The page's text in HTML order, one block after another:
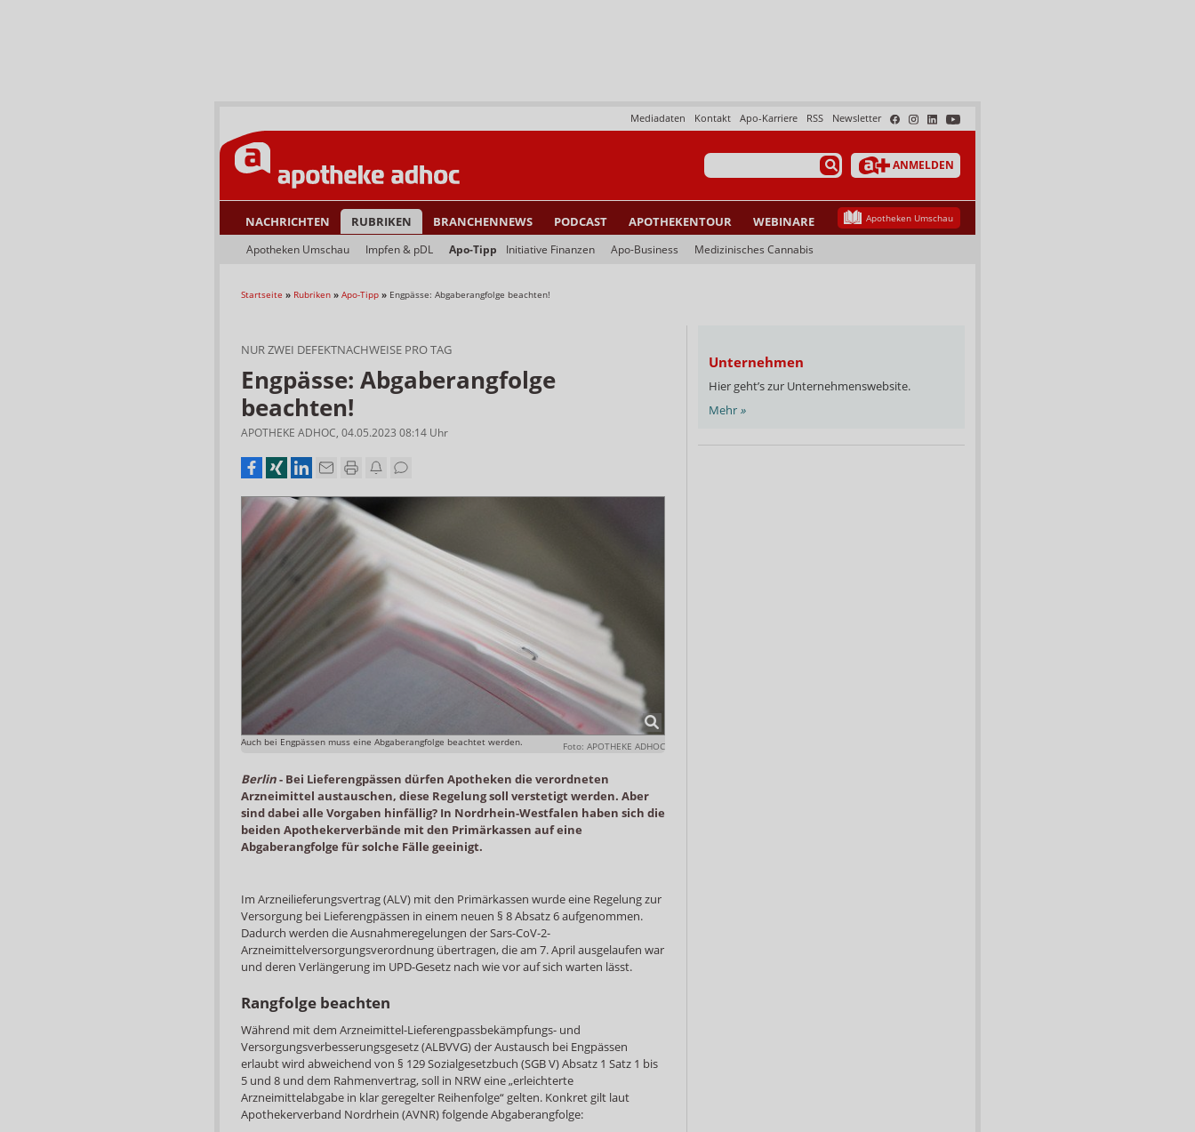
Newsletter
RSS
Apo-Karriere
Kontakt
Mediadaten
ANMELDEN
NACHRICHTEN RUBRIKEN BRANCHENNEWS PODCAST APOTHEKENTOUR WEBINARE Apotheken Umschau
Apotheken Umschau Impfen & pDL Apo-Tipp Initiative Finanzen Apo-Business Medizinisches Cannabis
Startseite » Rubriken » Apo-Tipp » Engpässe: Abgaberangfolge beachten!
NUR ZWEI DEFEKTNACHWEISE PRO TAG
Engpässe: Abgaberangfolge
beachten!
APOTHEKE ADHOC, 04.05.2023 08:14 Uhr
Auch bei Engpässen muss eine Abgaberangfolge beachtet werden. Foto: APOTHEKE ADHOC
Berlin- Bei Lieferengpässen dürfen Apotheken die verordneten
Arzneimittel austauschen, diese Regelung soll verstetigt werden. Aber
sind dabei alle Vorgaben hinfällig? In Nordrhein-Westfalen haben sich die
beiden Apothekerverbände mit den Primärkassen auf eine
Abgaberangfolge für solche Fälle geeinigt.
Im Arzneilieferungsvertrag (ALV) mit den Primärkassen wurde eine Regelung zur
Versorgung bei Lieferengpässen in einem neuen § 8 Absatz 6 aufgenommen.
Dadurch werden die Ausnahmeregelungen der Sars-CoV-2-
Arzneimittelversorgungsverordnung übertragen, die am 7. April ausgelaufen war
und deren Verlängerung im UPD-Gesetz nach wie vor auf sich warten lässt.
Rangfolge beachten
Während mit dem Arzneimittel-Lieferengpassbekämpfungs- und
Versorgungsverbesserungsgesetz (ALBVVG) der Austausch bei Engpässen
erlaubt wird abweichend von § 129 Sozialgesetzbuch (SGB V) Absatz 1 Satz 1 bis
5 und 8 und dem Rahmenvertrag, soll in NRW eine „erleichterte
Arzneimittelabgabe in klar geregelter Reihenfolge“ gelten. Konkret gilt laut
Apothekerverband Nordrhein (AVNR) folgende Abgaberangfolge:
Unternehmen
Hier geht’s zur Unternehmenswebsite.
Mehr »